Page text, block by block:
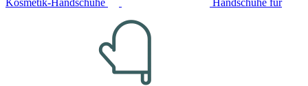
Kosmetik-Handschuhe Handschuhe für